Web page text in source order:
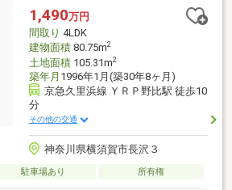
るという意味です。【不動産】・【建設
(FP相談)】各部門のプロがすべて弊社に在
1,490万円
間取り 4LDK
建物面積80.75m2
土地面積105.31m2
築年月 1996年1月(築30年8ヶ月)
京急久里浜線 ＹＲＰ野比駅 徒歩10
分
その他の交通
神奈川県横須賀市長沢３
駐車場あり 所有権